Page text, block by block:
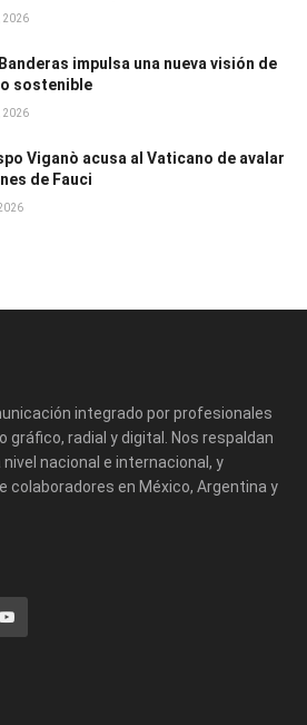
2026
impulsa una nueva visión de
sostenible
2026
Viganò acusa al Vaticano de avalar
de Fauci
integrado por profesionales
gráfico, radial y digital. Nos respaldan
nacional e internacional, y
colaboradores en México, Argentina y